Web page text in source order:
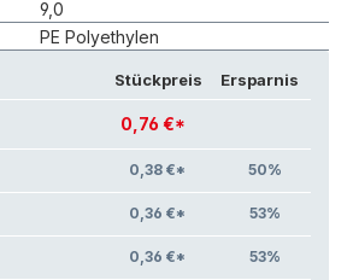
9,0
PE Polyethylen
Stückpreis Ersparnis
0,76 €*
0,38 €* 50%
0,36 €* 53%
0,36 €* 53%